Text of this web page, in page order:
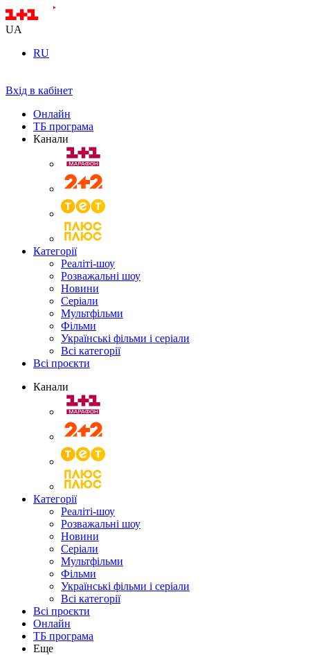
UA
RU
Вхід в кабінет
Онлайн
ТБ програма
Канали
Категорії
Реаліті-шоу
Розважальні шоу
Новини
Серіали
Мультфільми
Фільми
Українські фільми і серіали
Всі категорії
Всі проєкти
Канали
Категорії
Реаліті-шоу
Розважальні шоу
Новини
Серіали
Мультфільми
Фільми
Українські фільми і серіали
Всі категорії
Всі проєкти
Онлайн
ТБ програма
Еще